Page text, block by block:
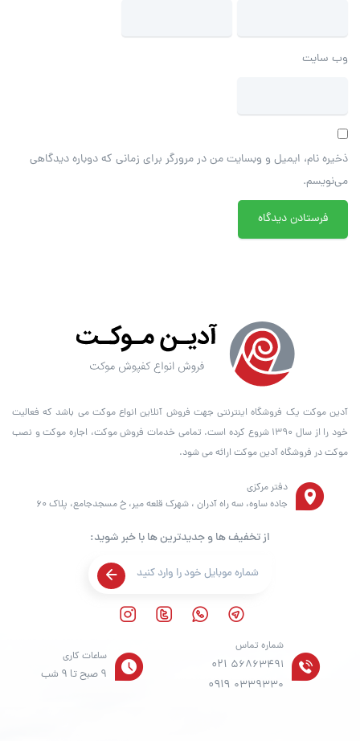
وب‌ سایت
ذخیره نام، ایمیل و وبسایت من در مرورگر برای زمانی که دوباره دیدگاهی
می‌نویسم.
آدین موکت یک فروشگاه اینترنتی جهت فروش آنلاین انواع موکت می باشد که فعالیت
خود را از سال ۱۳۹۰ شروع کرده است. تمامی خدمات فروش موکت، اجاره موکت و نصب
موکت در فروشگاه آدین موکت ارائه می شود.
شماره تماس
021 56863491
0919 0339330
ساعات کاری
9 صبح تا 9 شب
دفتر مرکزی
جاده ساوه، سه راه آدران ، شهرک قلعه میر، خ مسجدجامع، پلاک 60
از تخفیف ها و جدیدترین ها با خبر شوید: